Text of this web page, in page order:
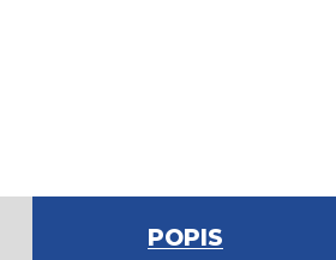
POPIS